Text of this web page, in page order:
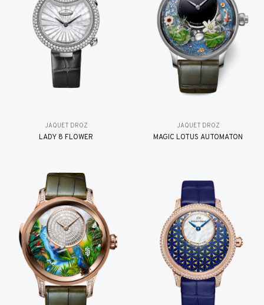
JAQUET DROZ
LADY 8 FLOWER
JAQUET DROZ
MAGIC LOTUS AUTOMATON